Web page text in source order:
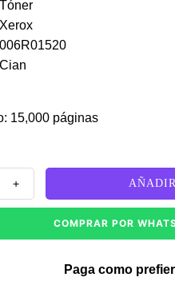
15,000 páginas
Cian WC 7545/7525
COMPRAR POR
Paga como